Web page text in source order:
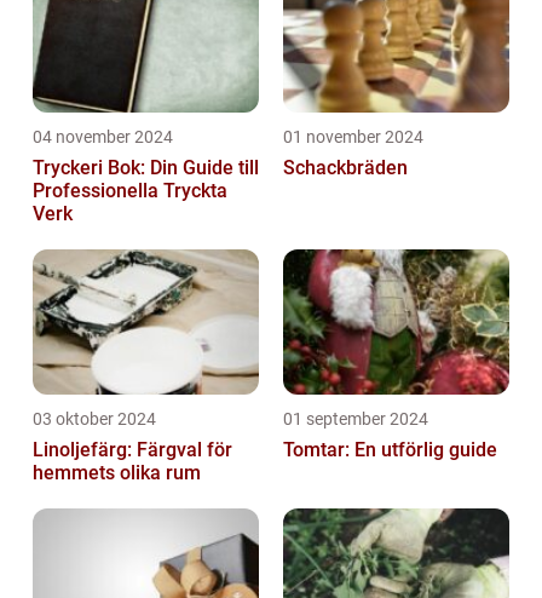
04 november 2024
Tryckeri Bok: Din Guide till
Professionella Tryckta
Verk
01 november 2024
Schackbräden
03 oktober 2024
Linoljefärg: Färgval för
hemmets olika rum
01 september 2024
Tomtar: En utförlig guide